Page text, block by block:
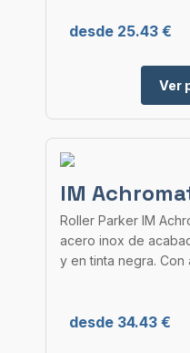
desde 25.43 €
Ver
IM
Roller Parker IM
acero inox de
y en tinta negra. Con
desde 34.43 €